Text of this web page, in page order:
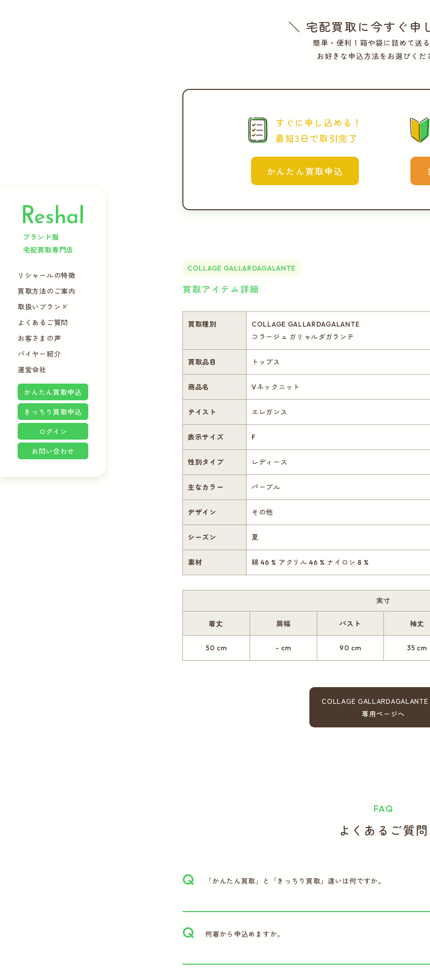
ブランド服
宅配買取専門店
リシャールの特徴
買取方法のご案内
取扱いブランド
よくあるご質問
お客さまの声
バイヤー紹介
運営会社
かんたん買取申込
きっちり買取申込
ログイン
お問い合わせ
＼ 宅配買取に今すぐ申
簡単・便利！箱や袋に詰めて送る
お好きな申込方法をお選びくだ
すぐに申し込める！
最短3日で取引完了
かんたん買取申込
COLLAGE GALLARDAGALANTE
買取アイテム詳細
買取種別
COLLAGE GALLARDAGALANTE
コラージュ ガリャルダガランテ
買取品目 トップス
商品名 Vネックニット
テイスト エレガンス
表示サイズ F
性別タイプ レディース
主なカラー パープル
デザイン その他
シーズン 夏
素材 綿 46 % アクリル 46 % ナイロン 8 %
実寸
着丈
50 cm
肩幅
- cm
バスト
90 cm
袖丈
35 cm
COLLAGE
専用ページへ
FAQ
よくあるご質問
Q 「かんたん買取」と「きっちり買取」違いは何ですか。
Q 何着から申込めますか。